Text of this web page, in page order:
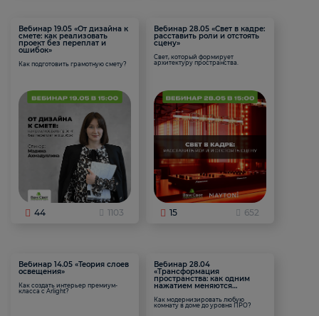
Вебинар 19.05 «От дизайна к
смете: как реализовать
проект без переплат и
ошибок»
Как подготовить грамотную смету?
44 1103
Вебинар 28.05 «Свет в кадре:
расставить роли и отстоять
сцену»
Свет, который формирует
архитектуру пространства.
15 652
Вебинар 14.05 «Теория слоев
освещения»
Как создать интерьер премиум-
класса с Arlight?
Вебинар 28.04
«Трансформация
пространства: как одним
нажатием меняются
Как модернизировать любую
комнату в доме до уровня ПРО?